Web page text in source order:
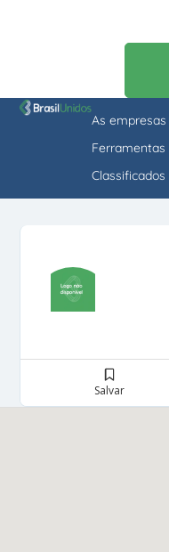
As empresas
Ferramentas
Classificados
Salvar